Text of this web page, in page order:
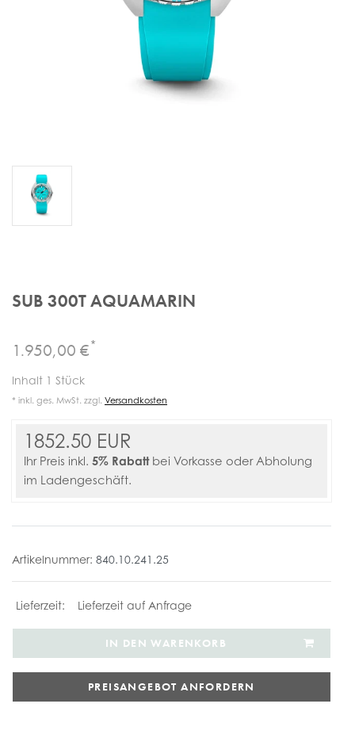
SUB 300T AQUAMARIN
1.950,00 €*
Inhalt 1 Stück
* inkl. ges. MwSt. zzgl. Versandkosten
1852.50 EUR
Ihr Preis inkl. 5% Rabattbei Vorkasse oder Abholung
im Ladengeschäft.
Artikelnummer: 840.10.241.25
Lieferzeit auf Anfrage
IN DEN WARENKORB
PREISANGEBOT ANFORDERN